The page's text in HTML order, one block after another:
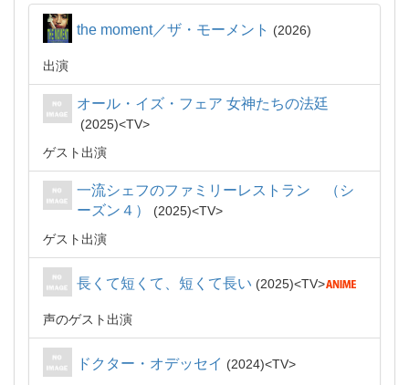
the moment／ザ・モーメント 2026
出演
オール・イズ・フェア 女神たちの法廷
2025
TV
ゲスト出演
一流シェフのファミリーレストラン （シ
ーズン４）
2025
TV
ゲスト出演
長くて短くて、短くて長い 2025 TV
声のゲスト出演
ドクター・オデッセイ 2024 TV